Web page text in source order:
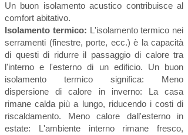
Un buon isolamento acustico contribuisce al
comfort abitativo.
​Isolamento termico: L'isolamento termico nei
serramenti (finestre, porte, ecc.) è la capacità
di questi di ridurre il passaggio di calore tra
l'interno e l'esterno di un edificio. Un buon
isolamento termico significa: Meno
dispersione di calore in inverno: La casa
rimane calda più a lungo, riducendo i costi di
riscaldamento. Meno calore dall'esterno in
estate: L'ambiente interno rimane fresco,